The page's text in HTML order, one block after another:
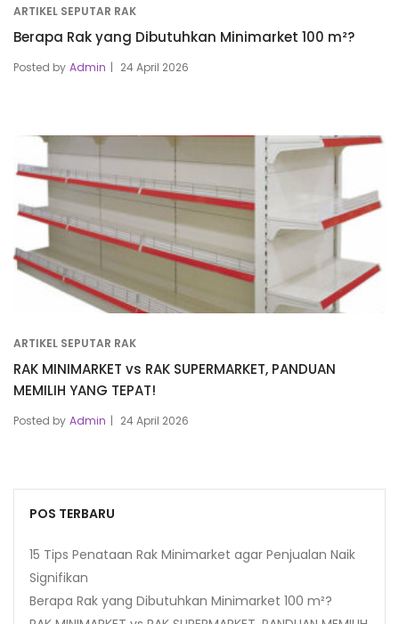
ARTIKEL SEPUTAR RAK
Berapa Rak yang Dibutuhkan Minimarket 100 m²?
Posted by Admin 24 April 2026
ARTIKEL SEPUTAR RAK
RAK MINIMARKET vs RAK SUPERMARKET, PANDUAN
MEMILIH YANG TEPAT!
Posted by Admin 24 April 2026
POS TERBARU
15 Tips Penataan Rak Minimarket agar Penjualan Naik
Signifikan
Berapa Rak yang Dibutuhkan Minimarket 100 m²?